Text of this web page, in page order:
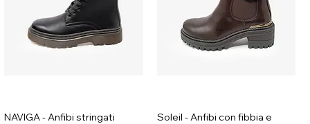
NAVIGA - Anfibi stringati
Soleil - Anfibi con fibbia e